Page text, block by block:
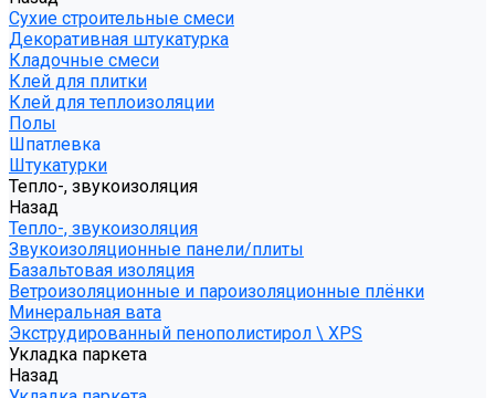
Сухие строительные смеси
Декоративная штукатурка
Кладочные смеси
Клей для плитки
Клей для теплоизоляции
Полы
Шпатлевка
Штукатурки
Тепло-, звукоизоляция
Назад
Тепло-, звукоизоляция
Звукоизоляционные панели/плиты
Базальтовая изоляция
Ветроизоляционные и пароизоляционные плёнки
Минеральная вата
Экструдированный пенополистирол \ XPS
Укладка паркета
Назад